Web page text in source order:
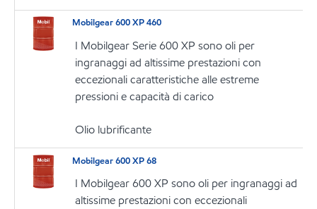
Mobilgear 600 XP 460
I Mobilgear Serie 600 XP sono oli per
ingranaggi ad altissime prestazioni con
eccezionali caratteristiche alle estreme
pressioni e capacità di carico
Olio lubrificante
Mobilgear 600 XP 68
I Mobilgear 600 XP sono oli per ingranaggi ad
altissime prestazioni con eccezionali